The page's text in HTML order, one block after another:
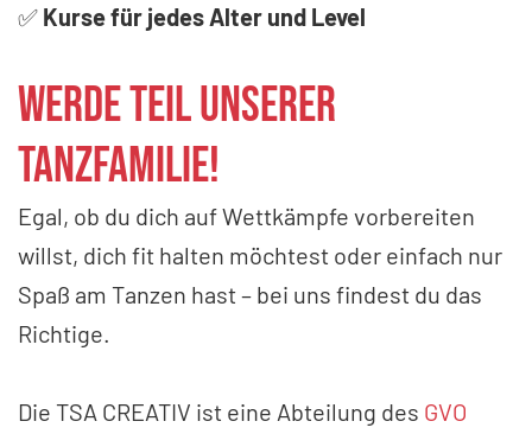
✅ Kurse für jedes Alter und Level
Werde Teil unserer
Tanzfamilie!
Egal, ob du dich auf Wettkämpfe vorbereiten
willst, dich fit halten möchtest oder einfach nur
Spaß am Tanzen hast – bei uns findest du das
Richtige.
Die TSA CREATIV ist eine Abteilung des GVO